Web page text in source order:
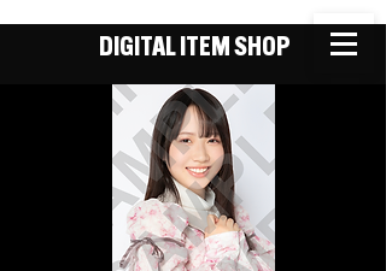
DIGITAL ITEM SHOP